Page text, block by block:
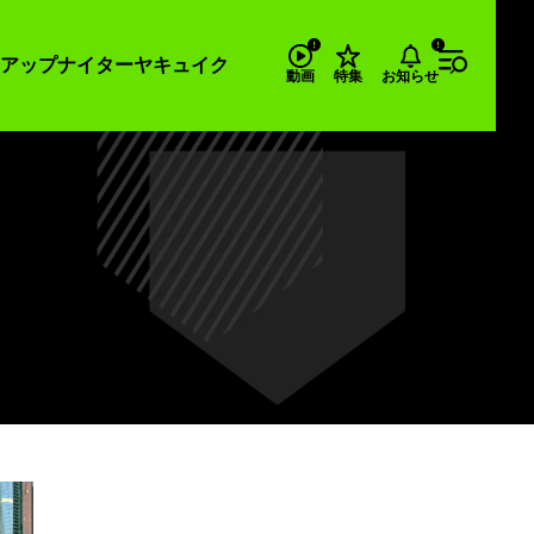
ップナイターヤキュイク
動画 特集 お知らせ